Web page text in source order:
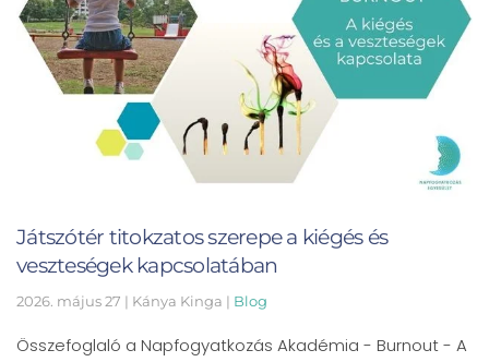
Játszótér titokzatos szerepe a kiégés és
veszteségek kapcsolatában
2026. május 27 | Kánya Kinga | Blog
Összefoglaló a Napfogyatkozás Akadémia - Burnout - A